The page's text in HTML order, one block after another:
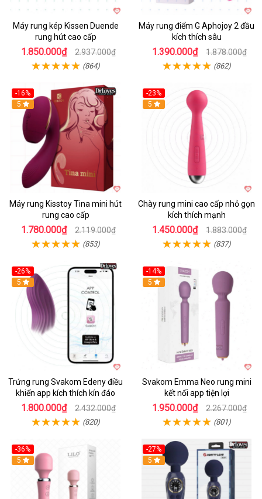
Máy rung kép Kissen Duende
rung hút cao cấp
1.850.000₫ 2.937.000₫
(864)
Máy rung điểm G Aphojoy 2 đầu
kích thích sâu
1.390.000₫ 1.878.000₫
(862)
-16%
Hot
5
Máy rung Kisstoy Tina mini hút
rung cao cấp
1.780.000₫ 2.119.000₫
(853)
-23%
Hot
5
Chày rung mini cao cấp nhỏ gọn
kích thích mạnh
1.450.000₫ 1.883.000₫
(837)
-26%
Hot
5
Trứng rung Svakom Edeny điều
khiển app kích thích kín đáo
1.800.000₫ 2.432.000₫
(820)
-14%
Hot
5
Svakom Emma Neo rung mini
kết nối app tiện lợi
1.950.000₫ 2.267.000₫
(801)
-36%
Hot
5
-27%
Hot
5